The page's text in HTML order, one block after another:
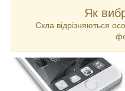
Як
Скла відрізняються